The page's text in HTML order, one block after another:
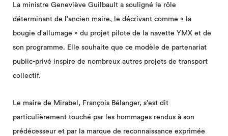
La ministre Geneviève Guilbault a souligné le rôle
déterminant de l'ancien maire, le décrivant comme « la
bougie d'allumage » du projet pilote de la navette YMX et de
son programme. Elle souhaite que ce modèle de partenariat
public-privé inspire de nombreux autres projets de transport
collectif.
Le maire de Mirabel, François Bélanger, s'est dit
particulièrement touché par les hommages rendus à son
prédécesseur et par la marque de reconnaissance exprimée